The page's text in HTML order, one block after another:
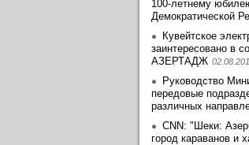
100-летнему
Демократической
Кувейтское
заинтеpесовано в
АЗЕРТАДЖ
Руководство
передовые
различных
CNN: "Шеки:
город караванов и